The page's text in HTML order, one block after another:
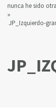
nunca he sido
JP_Izquierdo-